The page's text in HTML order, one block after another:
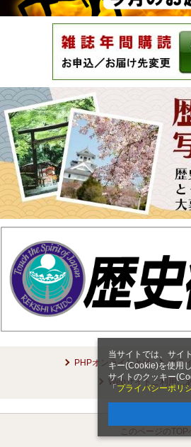
当サイトでは、サイ
キー(Cookie)を使用
サイトのクッキー
「 プライバシーポリ
PHPオンラインとは
プラ
Webサイトご利用に
このページのTOP